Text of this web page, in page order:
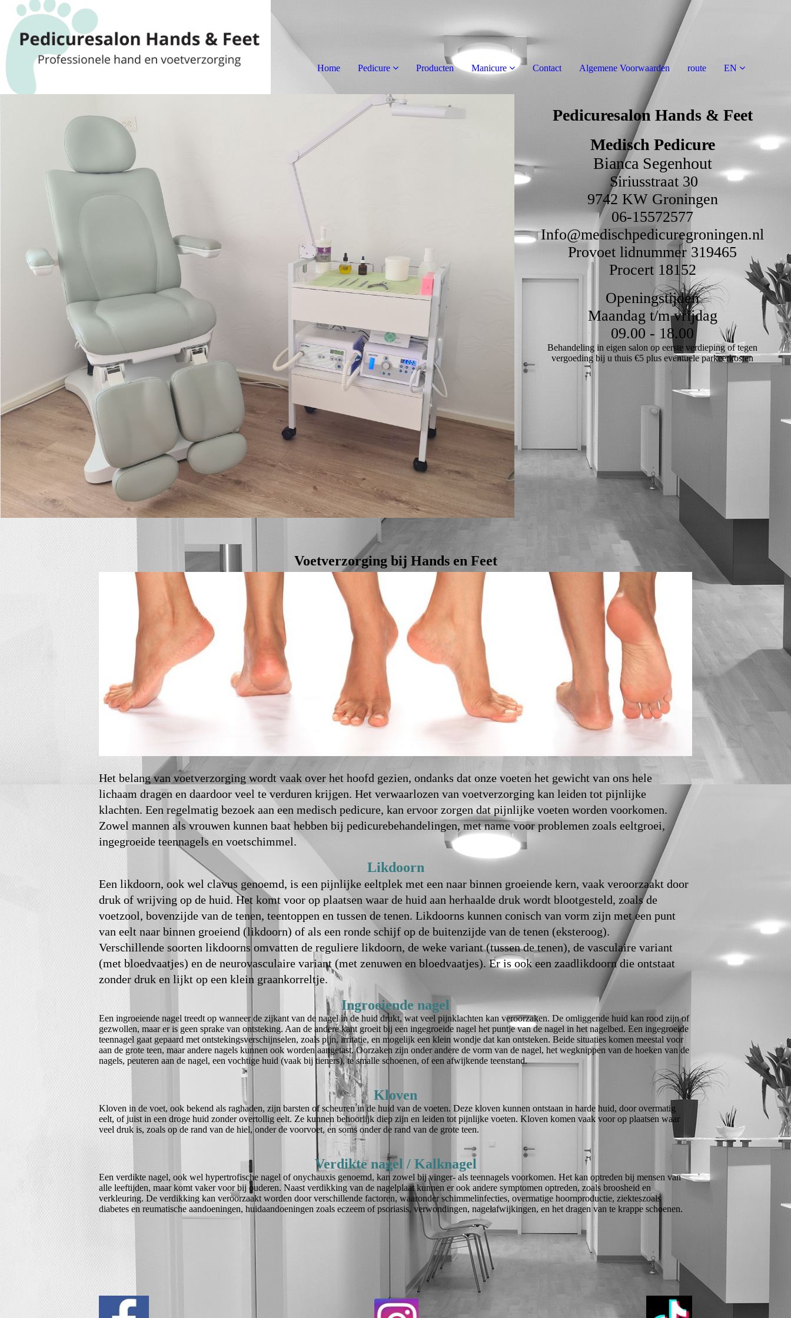
Home Pedicure Producten Manicure Contact Algemene Voorwaarden route EN
Pedicuresalon Hands & Feet
Medisch Pedicure
Bianca Segenhout
Siriusstraat 30
9742 KW Groningen
06-15572577
Info@medischpedicuregroningen.nl
Provoet lidnummer 319465
Procert 18152
Openingstijden
Maandag t/m vrijdag
09.00 - 18.00
Behandeling in eigen salon op eerste verdieping of tegen
vergoeding bij u thuis €5 plus eventuele parkeerkosten
Voetverzorging bij Hands en Feet
Het belang van voetverzorging wordt vaak over het hoofd gezien, ondanks dat onze voeten het gewicht van ons hele
lichaam dragen en daardoor veel te verduren krijgen. Het verwaarlozen van voetverzorging kan leiden tot pijnlijke
klachten. Een regelmatig bezoek aan een medisch pedicure, kan ervoor zorgen dat pijnlijke voeten worden voorkomen.
Zowel mannen als vrouwen kunnen baat hebben bij pedicurebehandelingen, met name voor problemen zoals eeltgroei,
ingegroeide teennagels en voetschimmel.
Likdoorn
Een likdoorn, ook wel clavus genoemd, is een pijnlijke eeltplek met een naar binnen groeiende kern, vaak veroorzaakt door
druk of wrijving op de huid. Het komt voor op plaatsen waar de huid aan herhaalde druk wordt blootgesteld, zoals de
voetzool, bovenzijde van de tenen, teentoppen en tussen de tenen. Likdoorns kunnen conisch van vorm zijn met een punt
van eelt naar binnen groeiend (likdoorn) of als een ronde schijf op de buitenzijde van de tenen (eksteroog).
Verschillende soorten likdoorns omvatten de reguliere likdoorn, de weke variant (tussen de tenen), de vasculaire variant
(met bloedvaatjes) en de neurovasculaire variant (met zenuwen en bloedvaatjes). Er is ook een zaadlikdoorn die ontstaat
zonder druk en lijkt op een klein graankorreltje.
Ingroeiende nagel
Een ingroeiende nagel treedt op wanneer de zijkant van de nagel in de huid drukt, wat veel pijnklachten kan veroorzaken. De omliggende huid kan rood zijn of
gezwollen, maar er is geen sprake van ontsteking. Aan de andere kant groeit bij een ingegroeide nagel het puntje van de nagel in het nagelbed. Een ingegroeide
teennagel gaat gepaard met ontstekingsverschijnselen, zoals pijn, irritatie, en mogelijk een klein wondje dat kan ontsteken. Beide situaties komen meestal voor
aan de grote teen, maar andere nagels kunnen ook worden aangetast. Oorzaken zijn onder andere de vorm van de nagel, het wegknippen van de hoeken van de
nagels, peuteren aan de nagel, een vochtige huid (vaak bij tieners), te smalle schoenen, of een afwijkende teenstand.
Kloven
Kloven in de voet, ook bekend als raghaden, zijn barsten of scheuren in de huid van de voeten. Deze kloven kunnen ontstaan in harde huid, door overmatig
eelt, of juist in een droge huid zonder overtollig eelt. Ze kunnen behoorlijk diep zijn en leiden tot pijnlijke voeten. Kloven komen vaak voor op plaatsen waar
veel druk is, zoals op de rand van de hiel, onder de voorvoet, en soms onder de rand van de grote teen.
Verdikte nagel / Kalknagel
Een verdikte nagel, ook wel hypertrofische nagel of onychauxis genoemd, kan zowel bij vinger- als teennagels voorkomen. Het kan optreden bij mensen van
alle leeftijden, maar komt vaker voor bij ouderen. Naast verdikking van de nagelplaat kunnen er ook andere symptomen optreden, zoals broosheid en
verkleuring. De verdikking kan veroorzaakt worden door verschillende factoren, waaronder schimmelinfecties, overmatige hoornproductie, ziekteszoals
diabetes en reumatische aandoeningen, huidaandoeningen zoals eczeem of psoriasis, verwondingen, nagelafwijkingen, en het dragen van te krappe schoenen.